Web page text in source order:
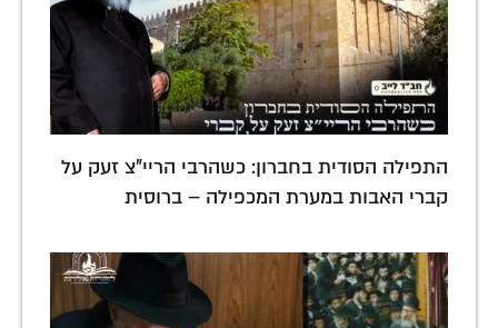
התפילה הסודית בחברון: כשהרבי הריי"צ זעק על
קברי האבות במערת המכפילה – ברוסית